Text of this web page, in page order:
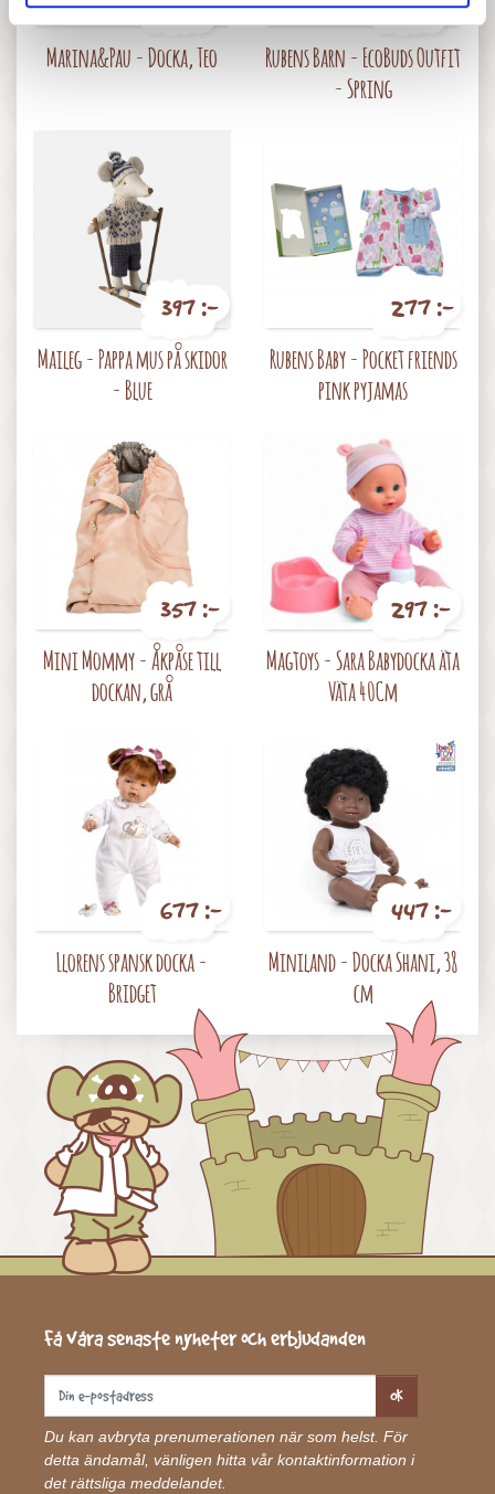
Marina&Pau - Docka, Teo
Rubens Barn - EcoBuds Outfit
- Spring
397 :-
Maileg - Pappa mus på skidor
- Blue
277 :-
Rubens Baby - Pocket friends
pink pyjamas
Pris
357 :-
Mini Mommy - Åkpåse till
dockan, grå
297 :-
Magtoys - Sara Babydocka äta
Väta 40Cm
677 :-
Llorens spansk docka -
Bridget
447 :-
Miniland - Docka Shani, 38
cm
Få våra senaste nyheter och erbjudanden
OK
Du kan avbryta prenumerationen när som helst. För
detta ändamål, vänligen hitta vår kontaktinformation i
det rättsliga meddelandet.